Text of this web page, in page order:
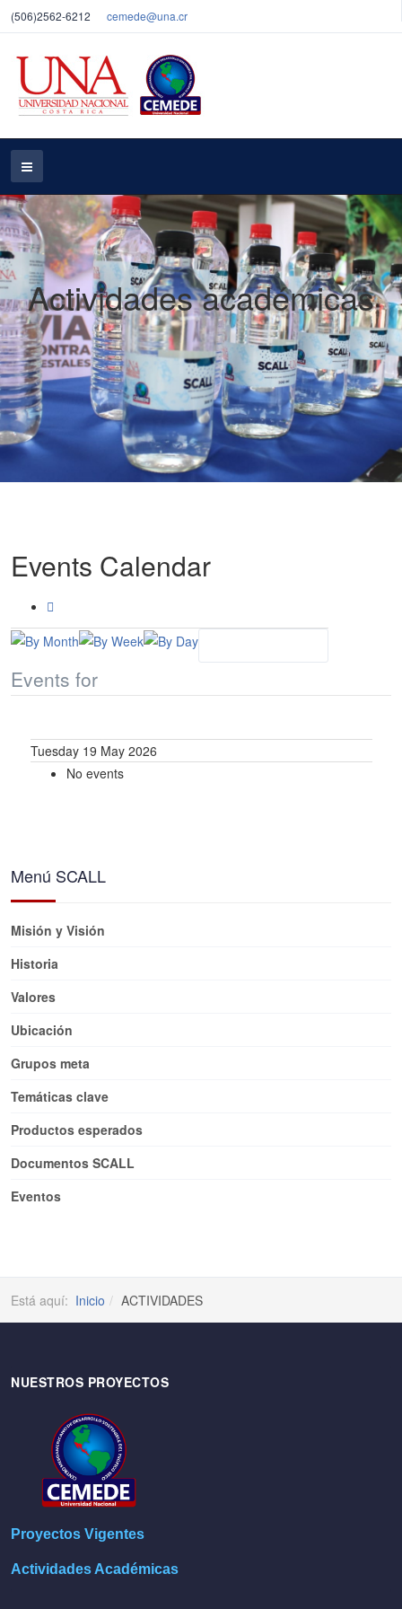
(506)2562-6212 cemede@una.cr
Actividades académicas
Events Calendar
Events for
Tuesday 19 May 2026
No events
Menú SCALL
Misión y Visión
Historia
Valores
Ubicación
Grupos meta
Temáticas clave
Productos esperados
Documentos SCALL
Eventos
Está aquí: Inicio ACTIVIDADES
NUESTROS PROYECTOS
Proyectos Vigentes
Actividades Académicas